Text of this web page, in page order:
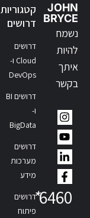
JOHN
BRYCE
נשמח
להיות
איתך
בקשר
6460
*
קטגוריות
דרושים
דרושים
Cloud ו-
DevOps
דרושים BI
ו-
BigData
דרושים
מערכות
מידע
דרושים
פיתוח